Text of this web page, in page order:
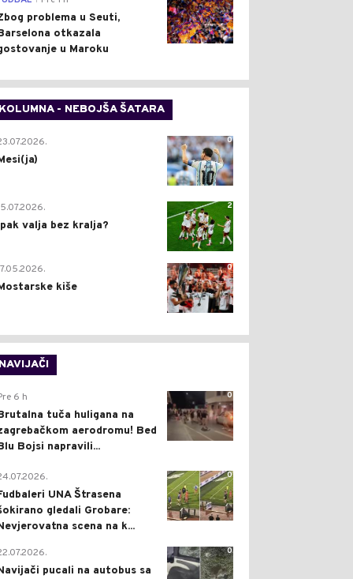
problema u Seuti,
otkazala
u Maroku
KOLUMNA - NEBOJŠA ŠATARA
0
2
valja bez kralja?
0
kiše
NAVIJAČI
0
6 h
tuča huligana na
aerodromu! Bed
Bojsi napravili...
0
UNA Štrasena
gledali Grobare:
scena na k...
0
pucali na autobus sa